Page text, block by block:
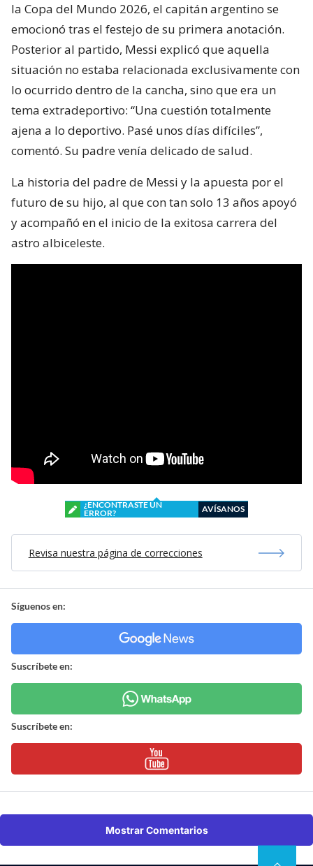
la Copa del Mundo 2026, el capitán argentino se
emocionó tras el festejo de su primera anotación.
Posterior al partido, Messi explicó que aquella
situación no estaba relacionada exclusivamente con
lo ocurrido dentro de la cancha, sino que era un
tema extradeportivo: “Una cuestión totalmente
ajena a lo deportivo. Pasé unos días difíciles”,
comentó. Su padre venía delicado de salud.
La historia del padre de Messi y la apuesta por el
futuro de su hijo, al que con tan solo 13 años apoyó
y acompañó en el inicio de la exitosa carrera del
astro albiceleste.
¿ENCONTRASTE UN
ERROR?
AVÍSANOS
Revisa nuestra página de correcciones
Síguenos en:
Suscríbete en:
Suscríbete en:
Mostrar Comentarios